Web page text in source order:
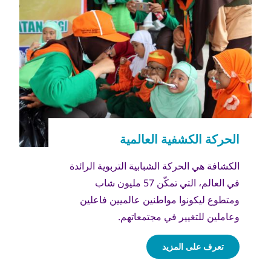
الكشافة هي الحركة الشبابية التربوية الرائدة
في العالم، التي تمكّن 57 مليون شاب
ومتطوع ليكونوا مواطنين عالميين فاعلين
وعاملين للتغيير في مجتمعاتهم.
تعرف على المزيد